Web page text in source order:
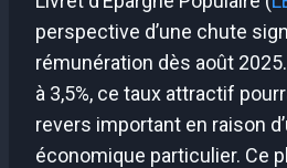
perspective d’une chute
rémunération dès août
à 3,5%, ce taux attractif
revers important en raison
économique particulier. Ce